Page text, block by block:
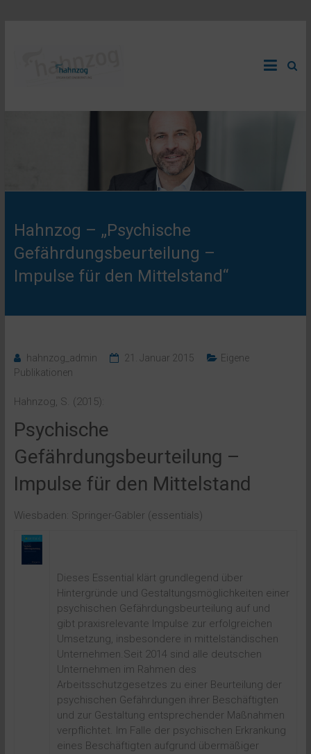
hahnzog
organisationsberatung
Hahnzog – „Psychische
Gefährdungsbeurteilung –
Impulse für den Mittelstand“
hahnzog_admin 21. Januar 2015
Eigene
Publikationen
Hahnzog, S. (2015):
Psychische
Gefährdungsbeurteilung –
Impulse für den Mittelstand
Wiesbaden: Springer-Gabler (essentials)
Dieses Essential klärt grundlegend über
Hintergründe und Gestaltungsmöglichkeiten einer
psychischen Gefährdungsbeurteilung auf und
gibt praxisrelevante Impulse zur erfolgreichen
Umsetzung, insbesondere in mittelständischen
Unternehmen.Seit 2014 sind alle deutschen
Unternehmen im Rahmen des
Arbeitsschutzgesetzes zu einer Beurteilung der
psychischen Gefährdungen ihrer Beschäftigten
und zur Gestaltung entsprechender Maßnahmen
verpflichtet. Im Falle der psychischen Erkrankung
eines Beschäftigten aufgrund übermäßiger